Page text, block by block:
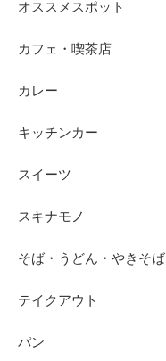
オススメスポット
カフェ・喫茶店
カレー
キッチンカー
スイーツ
スキナモノ
そば・うどん・やきそば
テイクアウト
パン